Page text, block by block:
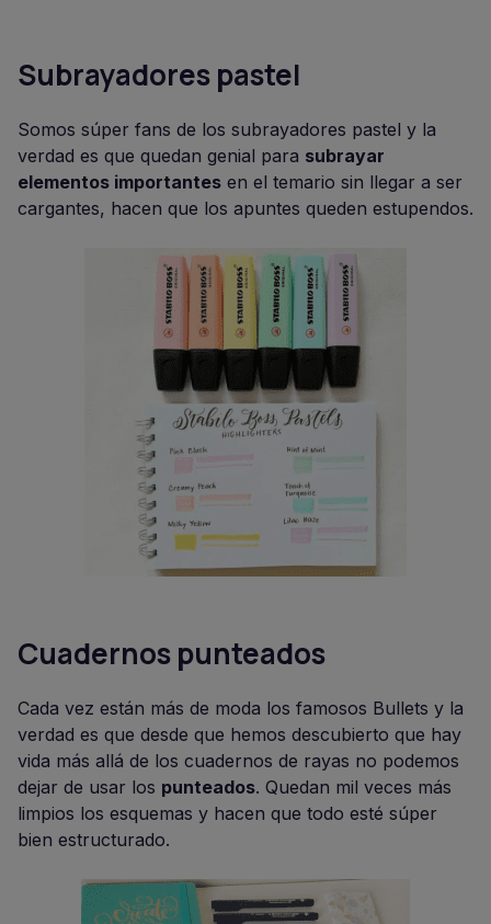
Subrayadores pastel
Somos súper fans de los subrayadores pastel y la
verdad es que quedan genial para subrayar
elementos importantes en el temario sin llegar a ser
cargantes, hacen que los apuntes queden estupendos.
Cuadernos punteados
Cada vez están más de moda los famosos Bullets y la
verdad es que desde que hemos descubierto que hay
vida más allá de los cuadernos de rayas no podemos
dejar de usar los punteados. Quedan mil veces más
limpios los esquemas y hacen que todo esté súper
bien estructurado.